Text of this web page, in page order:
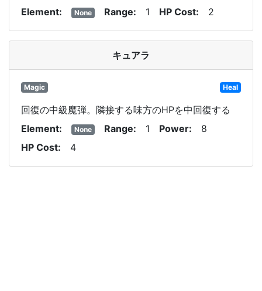
Element
None Range 1 HP Cost 2
キュアラ
Magic Heal
回復の中級魔弾。隣接する味方のHPを中回復する
Element
None Range 1 Power
8
HP Cost
4